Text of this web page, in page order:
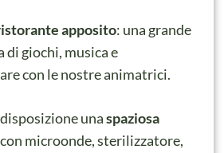
apposito: una grande
di giochi, musica e
con le nostre animatrici.
unaspaziosa
con microonde, sterilizzatore,